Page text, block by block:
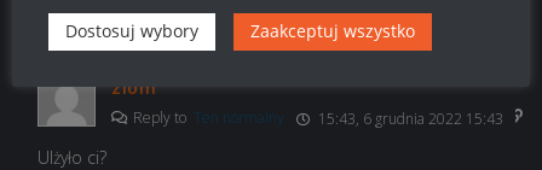
Odpowiedz
ziom
Reply to Ten normalny 15:43, 6 grudnia 2022 15:43
Ulżyło ci?
Dostosuj wybory Zaakceptuj wszystko